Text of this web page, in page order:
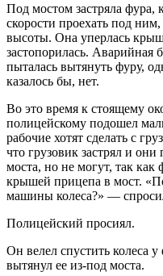
Под мостом застряла фура,
скорости проехать под
высоты. Она уперлась
застопорилась. Аварийная
пыталась вытянуть фуру,
казалось бы, нет.
Во это время к стоящему
полицейскому подошел
рабочие хотят сделать с
что грузовик застрял и
моста, но не могут, так как
крышей прицепа в мост.
машины колеса?» —
Полицейский просиял.
Он велел спустить колеса
вытянул ее из-под моста.